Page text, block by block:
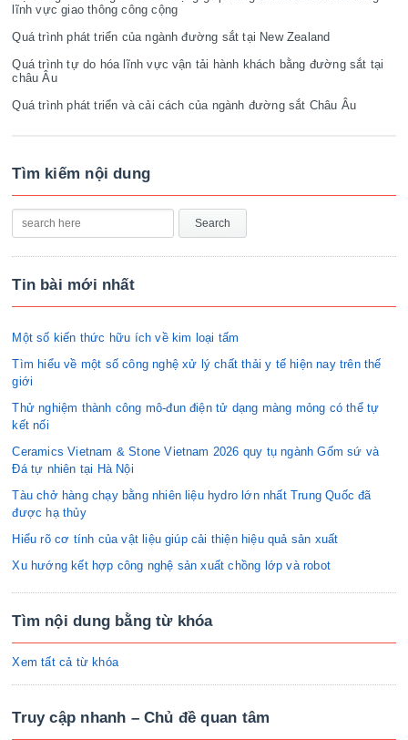
lĩnh vực giao thông công cộng
Quá trình phát triển của ngành đường sắt tại New Zealand
Quá trình tự do hóa lĩnh vực vận tải hành khách bằng đường sắt tại
châu Âu
Quá trình phát triển và cải cách của ngành đường sắt Châu Âu
Tìm kiếm nội dung
Tin bài mới nhất
Một số kiến thức hữu ích về kim loại tấm
Tìm hiểu về một số công nghệ xử lý chất thải y tế hiện nay trên thế
giới
Thử nghiệm thành công mô-đun điện tử dạng màng mỏng có thể tự
kết nối
Ceramics Vietnam & Stone Vietnam 2026 quy tụ ngành Gốm sứ và
Đá tự nhiên tại Hà Nội
Tàu chở hàng chạy bằng nhiên liệu hydro lớn nhất Trung Quốc đã
được hạ thủy
Hiểu rõ cơ tính của vật liệu giúp cải thiện hiệu quả sản xuất
Xu hướng kết hợp công nghệ sản xuất chồng lớp và robot
Tìm nội dung bằng từ khóa
Xem tất cả từ khóa
Truy cập nhanh – Chủ đề quan tâm